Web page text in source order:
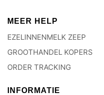
MEER HELP
EZELINNENMELK ZEEP
GROOTHANDEL KOPERS
ORDER TRACKING
INFORMATIE